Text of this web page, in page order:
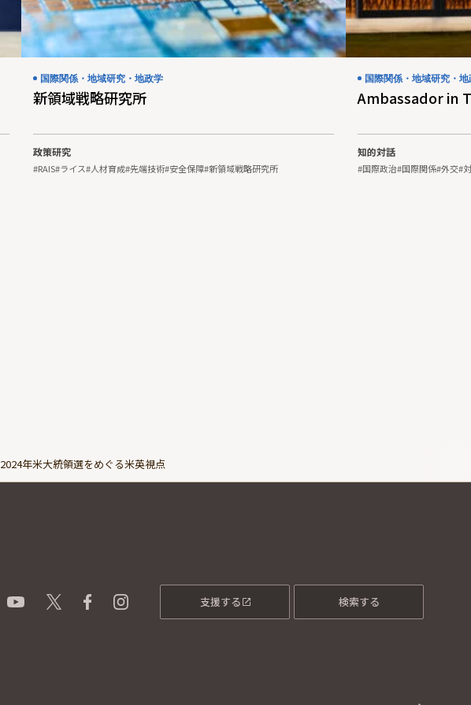
国際関係・地域研究・地政学
新領域戦略研究所
政策研究
#RAIS#ライス#人材育成#先端技術#安全保障#新領域戦略研究所
国際関係・地域研究・地
Ambassador in
知的対話
#国際政治#国際関係#外交#
2024年米大統領選をめぐる米英視点
支援する 検索する